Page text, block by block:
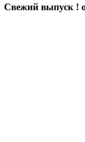
Свежий выпуск !